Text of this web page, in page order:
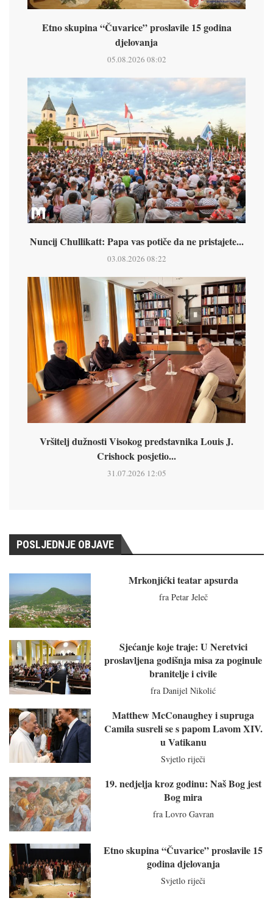
Etno skupina “Čuvarice” proslavile 15 godina
djelovanja
05.08.2026 08:02
Nuncij Chullikatt: Papa vas potiče da ne pristajete...
03.08.2026 08:22
Vršitelj dužnosti Visokog predstavnika Louis J.
Crishock posjetio...
31.07.2026 12:05
POSLJEDNJE OBJAVE
Mrkonjićki teatar apsurda
fra Petar Jeleč
Sjećanje koje traje: U Neretvici
proslavljena godišnja misa za poginule
branitelje i civile
fra Danijel Nikolić
Matthew McConaughey i supruga
Camila susreli se s papom Lavom XIV.
u Vatikanu
Svjetlo riječi
19. nedjelja kroz godinu: Naš Bog jest
Bog mira
fra Lovro Gavran
Etno skupina “Čuvarice” proslavile 15
godina djelovanja
Svjetlo riječi